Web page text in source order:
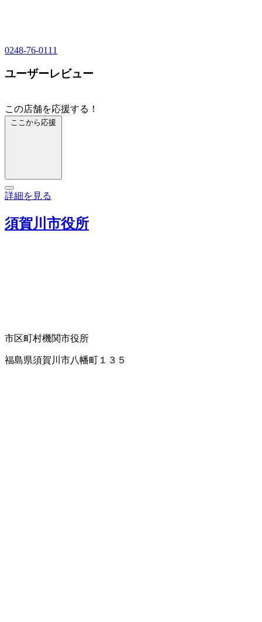
0248-76-0111
ユーザーレビュー
この店舗を応援する！
ここから応援
詳細を見る
須賀川市役所
市区町村機関市役所
福島県須賀川市八幡町１３５